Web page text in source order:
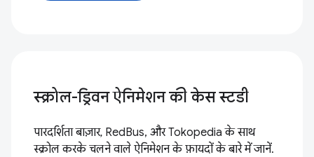
स्क्रोल-ड्रिवन ऐनिमेशन की केस स्टडी
पारदर्शिता बाज़ार, RedBus, और Tokopedia के साथ
स्क्रोल करके चलने वाले ऐनिमेशन के फ़ायदों के बारे में जानें.